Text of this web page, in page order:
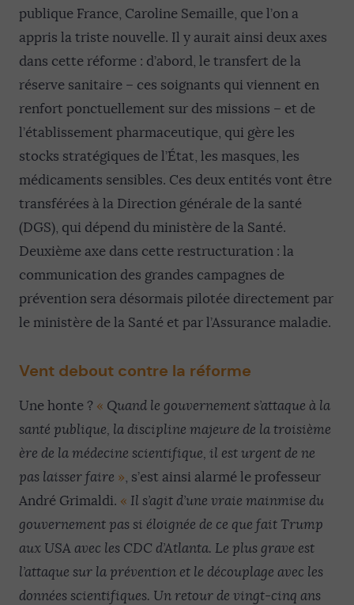
publique France, Caroline Semaille, que l’on a
appris la triste nouvelle. Il y aurait ainsi deux axes
dans cette réforme : d’abord, le transfert de la
réserve sanitaire – ces soignants qui viennent en
renfort ponctuellement sur des missions – et de
l’établissement pharmaceutique, qui gère les
stocks stratégiques de l’État, les masques, les
médicaments sensibles. Ces deux entités vont être
transférées à la Direction générale de la santé
(DGS), qui dépend du ministère de la Santé.
Deuxième axe dans cette restructuration : la
communication des grandes campagnes de
prévention sera désormais pilotée directement par
le ministère de la Santé et par l’Assurance maladie.
Vent debout contre la réforme
Une honte ? « Quand le gouvernement s’attaque à la
santé publique, la discipline majeure de la troisième
ère de la médecine scientifique, il est urgent de ne
pas laisser faire », s’est ainsi alarmé le professeur
André Grimaldi. « Il s’agit d’une vraie mainmise du
gouvernement pas si éloignée de ce que fait Trump
aux USA avec les CDC d’Atlanta. Le plus grave est
l’attaque sur la prévention et le découplage avec les
données scientifiques. Un retour de vingt-cinq ans